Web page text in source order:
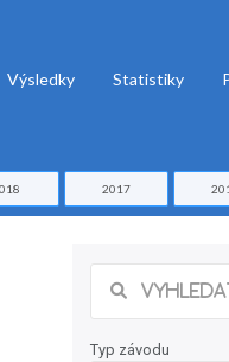
Výsledky Statistiky
2017
Typ závodu